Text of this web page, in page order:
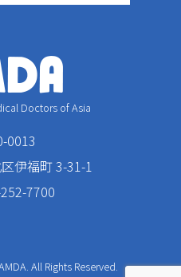
Doctors of Asia
0013
伊福町 3-31-1
7700
All Rights Reserved.